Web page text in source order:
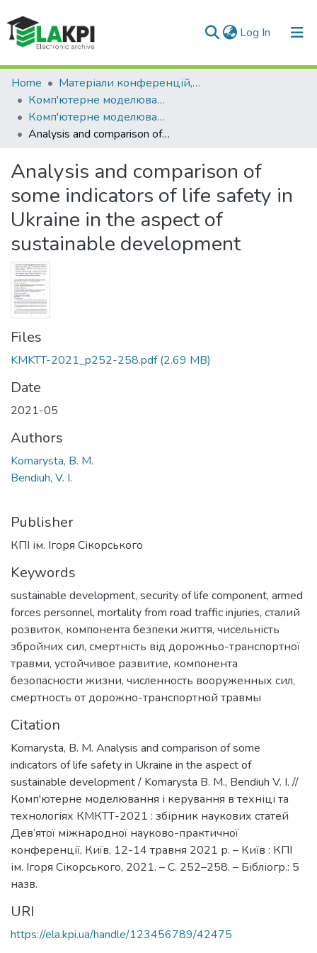
Log In (current)
Communities & Collections
All of DSpace
Statistics
Home
Матеріали конференцій, семінарів і т.п.
Комп'ютерне моделювання і керування в техніці та технологіях КМКТТ
Комп'ютерне моделювання і керування в техніці та технологіях КМКТТ-2021
Analysis and comparison of some indicators of life safety in Ukraine in the aspect of sustainable development
Analysis and comparison of
some indicators of life safety in
Ukraine in the aspect of
sustainable development
Files
KMKTT-2021_p252-258.pdf(2.69 MB)
Date
2021-05
Authors
Komarysta, B. M.
Bendiuh, V. I.
Publisher
КПІ ім. Ігоря Сікорського
Keywords
sustainable development, security of life component, armed
forces personnel, mortality from road traffic injuries, сталий
розвиток, компонента безпеки життя, чисельність
збройних сил, смертність від дорожньо-транспортної
травми, устойчивое развитие, компонента
безопасности жизни, численность вооруженных сил,
смертность от дорожно-транспортной травмы
Citation
Komarysta, B. M. Analysis and comparison of some
indicators of life safety in Ukraine in the aspect of
sustainable development / Komarysta B. M., Bendiuh V. I. //
Комп'ютерне моделювання і керування в техніці та
технологіях КМКТТ-2021 : збірник наукових статей
Дев’ятої міжнародної науково-практичної
конференції, Київ, 12-14 травня 2021 р. – Київ : КПІ
ім. Ігоря Сікорського, 2021. – С. 252–258. – Бібліогр.: 5
назв.
URI
https://ela.kpi.ua/handle/123456789/42475